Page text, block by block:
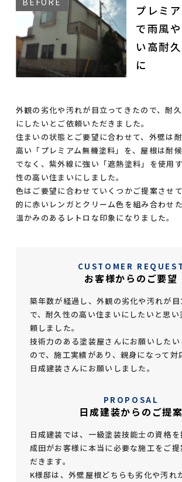
プレミ
で雨風
い高耐
に
外観の劣化や汚れが目立ってきたので、耐
にしたいとご依頼いただきました。
住まいの状態とご要望に合わせて、外壁は
高い「プレミアム無機塗料」を、屋根は耐
でなく、紫外線に強い「遮熱塗料」を使用
性の高い住まいにしました。
色はご要望に合わせていくつかご提案させ
的に赤いレンガとクリーム色を組み合わせた
温かみのあるレトロな印象になりました。
CUSTOMER REQUEST
お客様からのご要望
築年数が経過し、外観の劣化や汚れが目
で、耐久性の高い住まいにしたいと思
頼しました。
技術力のある塗装屋さんにお願いしたい
ので、施工実績があり、親身になって対
日成建装さんにお願いしました。
PROPOSAL
日成建装からのご提案
日成建装では、一級塗装技能士の資格
成田がお客様に本当に必要な施工をご提
だきます。
K様邸は、外壁屋根どちらも劣化や汚れ